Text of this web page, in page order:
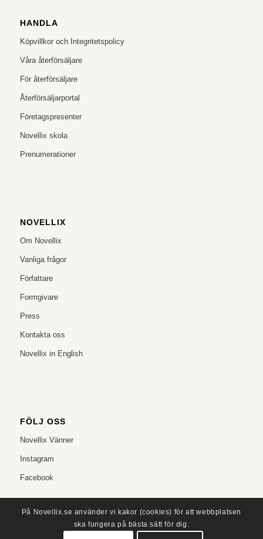
HANDLA
Köpvillkor och Integritetspolicy
Våra återförsäljare
För återförsäljare
Återförsäljarportal
Företagspresenter
Novellix skola
Prenumerationer
NOVELLIX
Om Novellix
Vanliga frågor
Författare
Formgivare
Press
Kontakta oss
Novellix in English
FÖLJ OSS
Novellix Vänner
Instagram
Facebook
På Novellix.se använder vi kakor (cookies) för att webbplatsen
ska fungera på bästa sätt för dig.